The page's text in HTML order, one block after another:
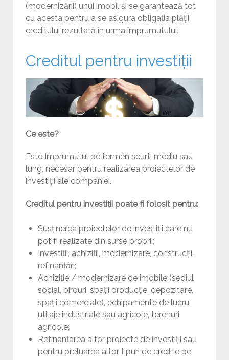
(modernizării) unui imobil și se garantează tot
cu acesta pentru a se asigura obligația plății
creditului rezultată în urma împrumutului.
Creditul pentru investiții
Ce este?
Este Imprumutul pe termen scurt, mediu sau
lung, necesar pentru realizarea proiectelor de
investiții ale companiei.
Creditul pentru investiții poate fi folosit pentru:
Susținerea proiectelor de investiții care nu
pot fi realizate din surse proprii;
Investiții, achiziții, modernizare, construcții,
refinanțări;
Achiziție / modernizare de imobile (sediul
social, birouri, spații producție, depozitare,
spații comerciale), echipamente de lucru,
utilaje industriale sau agricole, terenuri
agricole;
Refinanțarea altor proiecte de investiții sau
pentru preluarea altor tipuri de credite pe